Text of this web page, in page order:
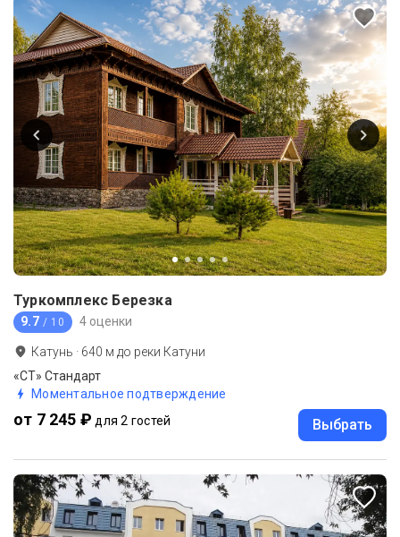
Туркомплекс Березка
9.7 / 10 4 оценки
Катунь · 640 м до реки Катуни
«СТ» Стандарт
Моментальное подтверждение
от 7 245 ₽ для 2 гостей Выбрать